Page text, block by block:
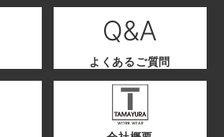
よくあるご質問